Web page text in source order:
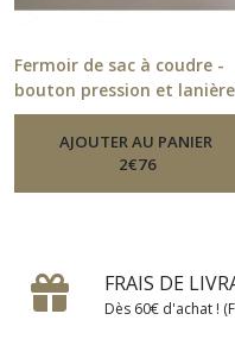
Fermoir de sac à coudre -
bouton pression et
cuir - bleu-Fermoirs De Sacs
AJOUTER AU PANIER
2€76
FRAIS DE
Dès 60€ d'achat !